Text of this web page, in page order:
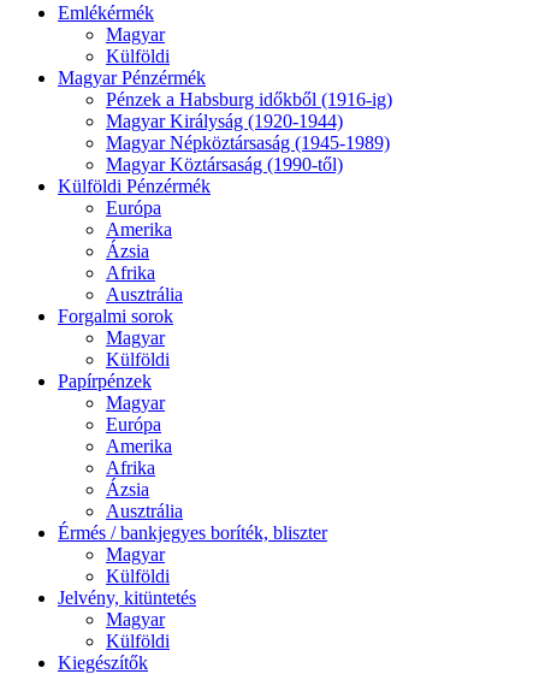
Emlékérmék
Magyar
Külföldi
Magyar Pénzérmék
Pénzek a Habsburg időkből (1916-ig)
Magyar Királyság (1920-1944)
Magyar Népköztársaság (1945-1989)
Magyar Köztársaság (1990-től)
Külföldi Pénzérmék
Európa
Amerika
Ázsia
Afrika
Ausztrália
Forgalmi sorok
Magyar
Külföldi
Papírpénzek
Magyar
Európa
Amerika
Afrika
Ázsia
Ausztrália
Érmés / bankjegyes boríték, bliszter
Magyar
Külföldi
Jelvény, kitüntetés
Magyar
Külföldi
Kiegészítők